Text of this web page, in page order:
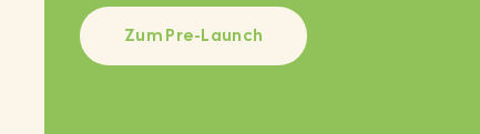
Zum Pre-Launch